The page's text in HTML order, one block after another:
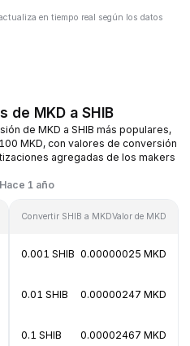
en tiempo real según los datos
de MKD a SHIB
de MKD a SHIB más populares,
MKD, con valores de conversión
agregadas de los makers
Hace 1 año
Convertir SHIB a MKDValor de MKD
0.001 SHIB 0.00000025 MKD
0.01 SHIB 0.00000247 MKD
0.1 SHIB 0.00002467 MKD